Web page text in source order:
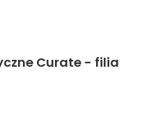
Curate - filia